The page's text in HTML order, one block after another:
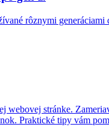
rôznymi
stránke.
Praktické tipy vám